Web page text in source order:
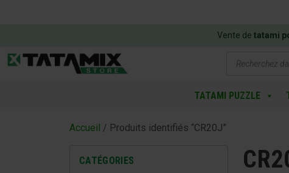
Vente de tatami
de
TATAMI PUZZLE
Accueil / Produits identifiés “CR20J”
CATÉGORIES